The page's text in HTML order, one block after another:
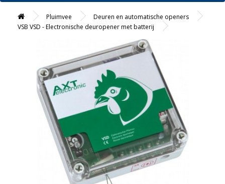
Pluimvee
Deuren en automatische openers
VSB VSD - Electronische deuropener met batterij